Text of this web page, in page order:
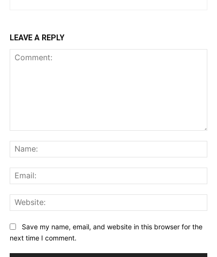
LEAVE A REPLY
Save my name, email, and website in this browser for the
next time I comment.